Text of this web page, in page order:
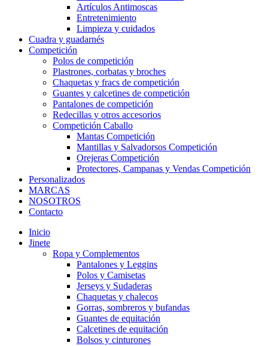
Artículos Antimoscas
Entretenimiento
Limpieza y cuidados
Cuadra y guadarnés
Competición
Polos de competición
Plastrones, corbatas y broches
Chaquetas y fracs de competición
Guantes y calcetines de competición
Pantalones de competición
Redecillas y otros accesorios
Competición Caballo
Mantas Competición
Mantillas y Salvadorsos Competición
Orejeras Competición
Protectores, Campanas y Vendas Competición
Personalizados
MARCAS
NOSOTROS
Contacto
Inicio
Jinete
Ropa y Complementos
Pantalones y Leggins
Polos y Camisetas
Jerseys y Sudaderas
Chaquetas y chalecos
Gorras, sombreros y bufandas
Guantes de equitación
Calcetines de equitación
Bolsos y cinturones